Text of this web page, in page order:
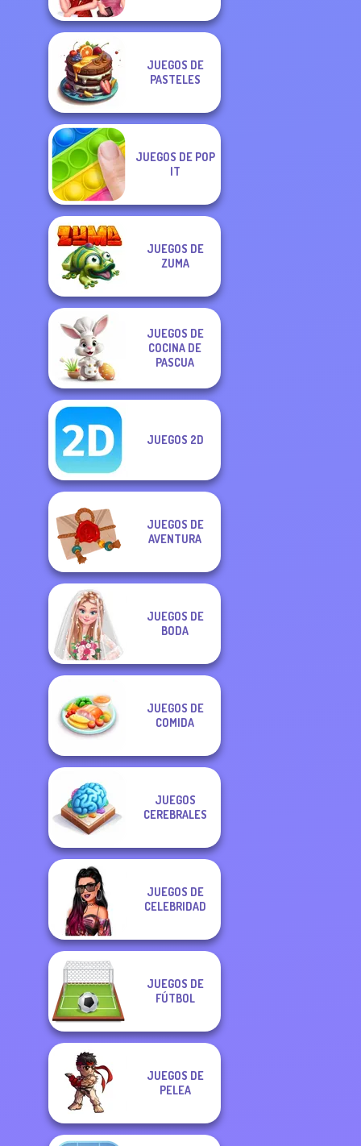
JUEGOS DE
PASTELES
JUEGOS DE POP
IT
JUEGOS DE
ZUMA
JUEGOS DE
COCINA DE
PASCUA
JUEGOS 2D
JUEGOS DE
AVENTURA
JUEGOS DE
BODA
JUEGOS DE
COMIDA
JUEGOS
CEREBRALES
JUEGOS DE
CELEBRIDAD
JUEGOS DE
FÚTBOL
JUEGOS DE
PELEA